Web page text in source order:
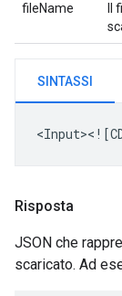
fileName
Il
SINTASSI
Risposta
JSON che
scaricato. Ad